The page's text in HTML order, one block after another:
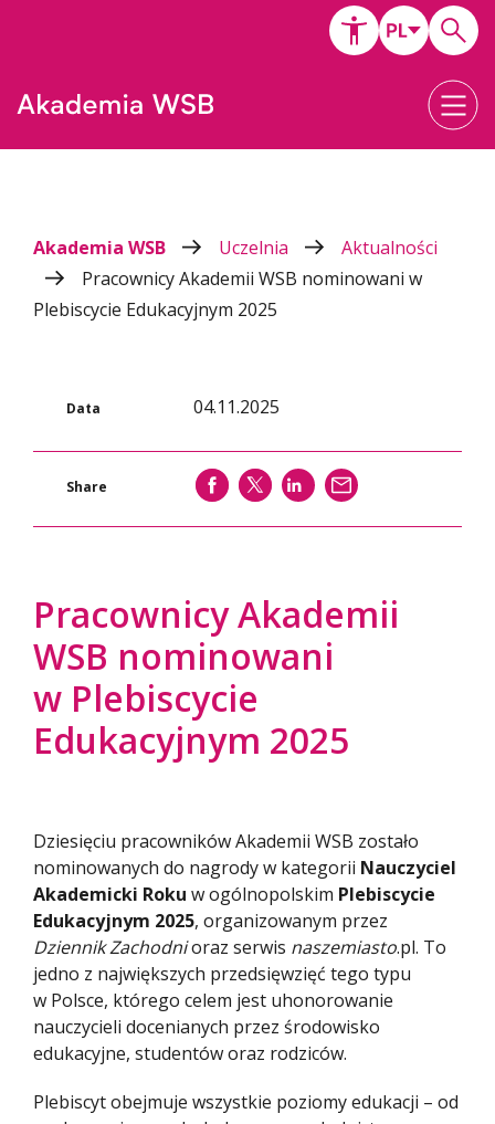
Akademia WSB Uczelnia
Aktualności
Pracownicy Akademii WSB nominowani w
Plebiscycie Edukacyjnym 2025
Data 04.11.2025
Share SHARE SHARE SHARE
Pracownicy Akademii
WSB nominowani
w Plebiscycie
Edukacyjnym 2025
Dziesięciu pracowników Akademii WSB zostało
nominowanych do nagrody w kategorii Nauczyciel
Akademicki Roku w ogólnopolskim Plebiscycie
Edukacyjnym 2025, organizowanym przez
Dziennik Zachodnioraz serwis naszemiasto.pl. To
jedno z największych przedsięwzięć tego typu
w Polsce, którego celem jest uhonorowanie
nauczycieli docenianych przez środowisko
edukacyjne, studentów oraz rodziców.
Plebiscyt obejmuje wszystkie poziomy edukacji – od